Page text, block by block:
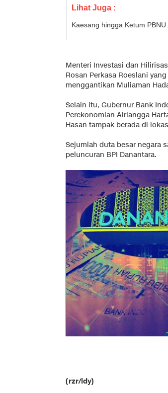
Lihat Juga :
Kaesang hingga Ketum
Menteri Investasi dan
Rosan Perkasa Roeslani
menggantikan Muliaman
Selain itu, Gubernur Bank
Perekonomian Airlangga
Hasan tampak berada di
Sejumlah duta besar negara
peluncuran BPI Danantara.
(rzr/ldy)